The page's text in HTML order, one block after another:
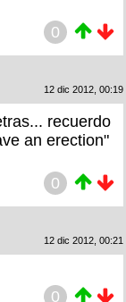
0
12 dic 2012, 00:19
recuerdo
an erection"
0
12 dic 2012, 00:21
0